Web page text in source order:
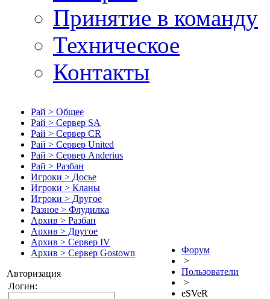
Принятие в команду
Техническое
Контакты
Рай > Общее
Рай > Сервер SA
Рай > Сервер CR
Рай > Сервер United
Рай > Сервер Anderius
Рай > Разбан
Игроки > Досье
Игроки > Кланы
Игроки > Другое
Разное > Флудилка
Архив > Разбан
Архив > Другое
Архив > Сервер IV
Архив > Сервер Gostown
Авторизация
Логин:
Форум
>
Пользователи
>
eSVeR